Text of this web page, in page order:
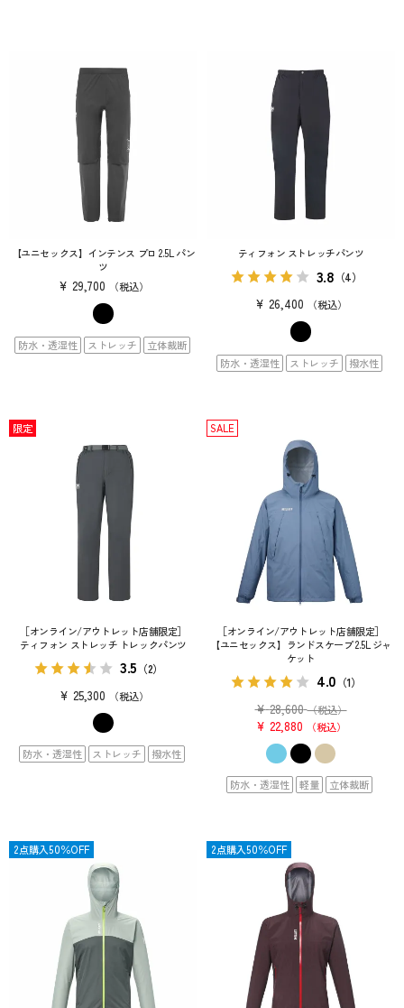
【ユニセックス】インテンス プロ 2.5L パン
ツ
¥ 29,700 税込
防水・透湿性 ストレッチ 立体裁断
ティフォン ストレッチパンツ
3.8 （4）
¥ 26,400 税込
防水・透湿性 ストレッチ 撥水性
［オンライン/アウトレット店舗限定］
ティフォン ストレッチ トレックパンツ
3.5 （2）
¥ 25,300 税込
限定
防水・透湿性 ストレッチ 撥水性
［オンライン/アウトレット店舗限定］
【ユニセックス】ランドスケープ 2.5L ジャ
ケット
4.0 （1）
¥ 28,600 （税込）
¥ 22,880 税込
SALE
防水・透湿性 軽量 立体裁断
SALE
2点購入50％OFF SALE
2点購入50％OFF